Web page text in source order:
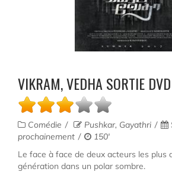
VIKRAM, VEDHA SORTIE DVD
Comédie Pushkar, Gayathri
prochainement
150'
Le face à face de deux acteurs les plus
génération dans un polar sombre.